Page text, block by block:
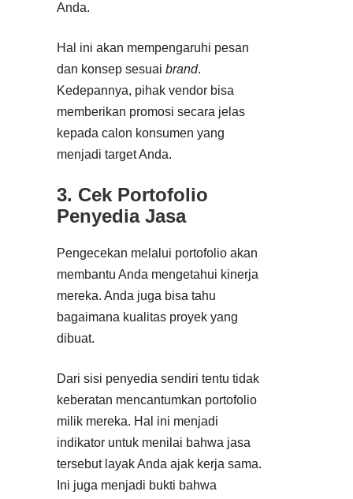
Anda.
Hal ini akan mempengaruhi pesan
dan konsep sesuai brand.
Kedepannya, pihak vendor bisa
memberikan promosi secara jelas
kepada calon konsumen yang
menjadi target Anda.
3. Cek Portofolio
Penyedia Jasa
Pengecekan melalui portofolio akan
membantu Anda mengetahui kinerja
mereka. Anda juga bisa tahu
bagaimana kualitas proyek yang
dibuat.
Dari sisi penyedia sendiri tentu tidak
keberatan mencantumkan portofolio
milik mereka. Hal ini menjadi
indikator untuk menilai bahwa jasa
tersebut layak Anda ajak kerja sama.
Ini juga menjadi bukti bahwa